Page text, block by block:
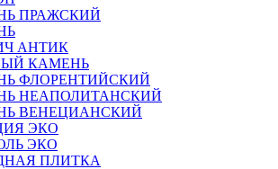
ПРАЖСКИЙ
АНТИК
КАМЕНЬ
ФЛОРЕНТИЙСКИЙ
НЕАПОЛИТАНСКИЙ
ВЕНЕЦИАНСКИЙ
ЭКО
ЭКО
ПЛИТКА